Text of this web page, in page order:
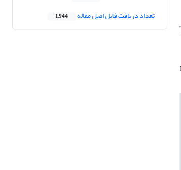
تعداد دریافت فایل اصل مقاله 1,944